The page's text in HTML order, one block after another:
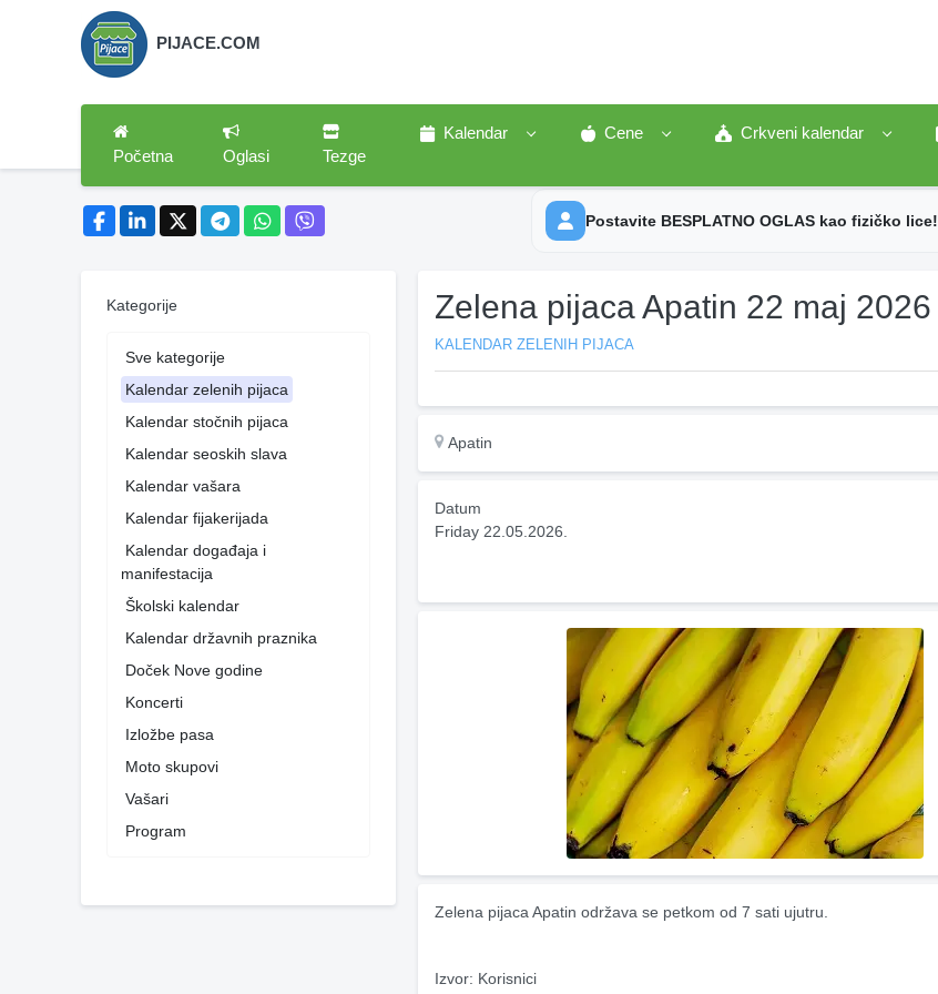
PIJACE.COM
Početna Oglasi Tezge
Kalendar Cene Crkveni kalendar
Postavite BESPLATNO OGLAS kao fizičko lice!
Kategorije
Sve kategorije
Kalendar zelenih pijaca
Kalendar stočnih pijaca
Kalendar seoskih slava
Kalendar vašara
Kalendar fijakerijada
Kalendar događaja i
manifestacija
Školski kalendar
Kalendar državnih praznika
Doček Nove godine
Koncerti
Izložbe pasa
Moto skupovi
Vašari
Program
Zelena pijaca Apatin 22 maj 2026
KALENDAR ZELENIH PIJACA
Apatin
Datum
Friday 22.05.2026.
Zelena pijaca Apatin održava se petkom od 7 sati ujutru.
Izvor: Korisnici